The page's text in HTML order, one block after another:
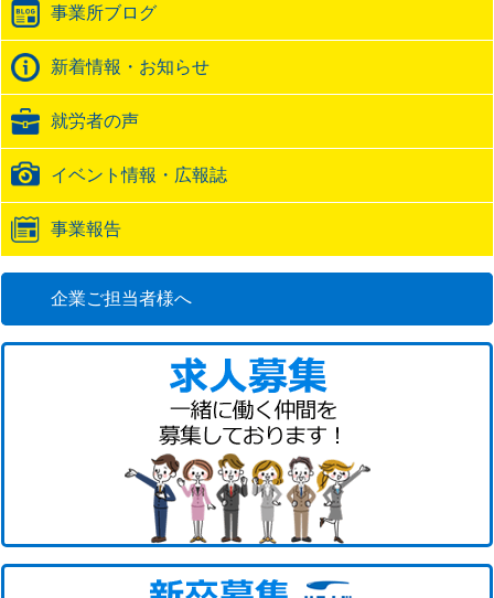
ッ
ク
バ
ッ
URL
事業所ブログ
新着情報・お知らせ
就労者の声
イベント情報・広報誌
事業報告
企業ご担当者様へ